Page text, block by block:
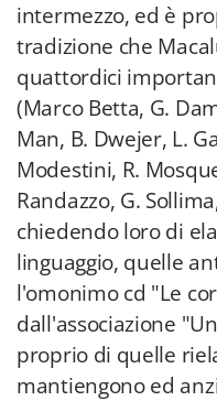
intermezzo, ed è
tradizione che
quattordici
(Marco Betta, G.
Man, B. Dwejer, L.
Modestini, R.
Randazzo, G.
chiedendo loro di
linguaggio, quelle
l'omonimo cd "Le
dall'associazione
proprio di quelle
mantiengono ed